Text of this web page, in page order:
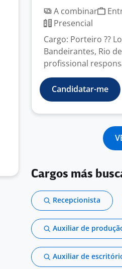
A combinar
Presencial
Cargo: Porteiro ??
Bandeirantes, Rio
profissional
Candidatar-me
Cargos más
Recepcionista
Auxiliar de
Auxiliar de